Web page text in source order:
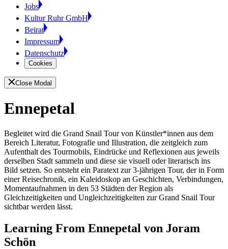
Jobs
Kultur Ruhr GmbH
Beirat
Impressum
Datenschutz
Cookies
Close Modal
Ennepetal
Begleitet wird die Grand Snail Tour von Künstler*innen aus dem
Bereich Literatur, Fotografie und Illustration, die zeitgleich zum
Aufenthalt des Tourmobils, Eindrücke und Reflexionen aus jeweils
derselben Stadt sammeln und diese sie visuell oder literarisch ins
Bild setzen. So entsteht ein Paratext zur 3-jährigen Tour, der in Form
einer Reisechronik, ein Kaleidoskop an Geschichten, Verbindungen,
Momentaufnahmen in den 53 Städten der Region als
Gleichzeitigkeiten und Ungleichzeitigkeiten zur Grand Snail Tour
sichtbar werden lässt.
Learning From Ennepetal von Joram
Schön